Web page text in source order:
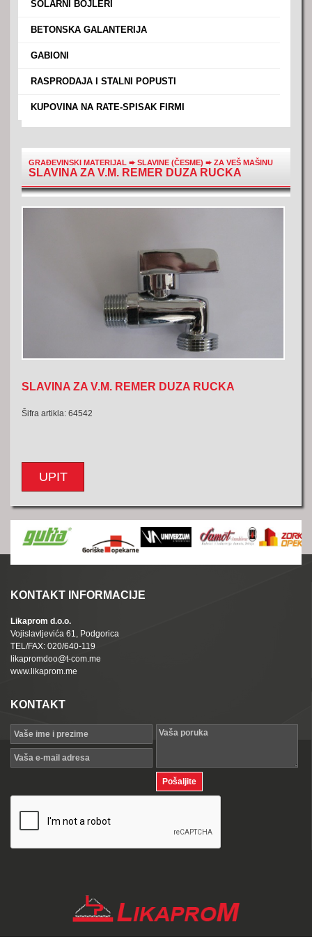
SOLARNI BOJLERI
BETONSKA GALANTERIJA
GABIONI
RASPRODAJA I STALNI POPUSTI
KUPOVINA NA RATE-SPISAK FIRMI
GRAĐEVINSKI MATERIJAL ➨SLAVINE (ČESME) ➨ZA VEŠ MAŠINU
SLAVINA ZA V.M. REMER DUZA RUCKA
SLAVINA ZA V.M. REMER DUZA RUCKA
Šifra artikla: 64542
UPIT
KONTAKT INFORMACIJE
Likaprom d.o.o.
Vojislavljevića 61, Podgorica
TEL/FAX: 020/640-119
likapromdoo@t-com.me
www.likaprom.me
KONTAKT